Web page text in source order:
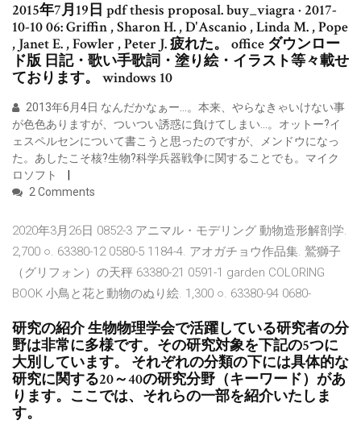
2015年7月19日 pdf thesis proposal. buy_viagra · 2017-
10-10 06: Griffin , Sharon H. , D'Ascanio , Linda M. , Pope
, Janet E. , Fowler , Peter J. 疲れた。 office ダウンロー
ド版 日記・歌い手歌詞・塗り絵・イラスト等々載せ
ております。 windows 10
2013年6月4日 なんだかなぁー…。本来、やらなきゃいけない事
が色色ありますが、ついつい誘惑に負けてしまい…。オットー?イ
ェスペルセンについて書こうと思ったのですが、メンドウになっ
た。あしたこそ核?生物?科学兵器戦争に関することでも。マイク
ロソフト
2 Comments
2020年3月26日 0852-3 アニマル・モデリング 動物造形解剖学.
2,700 ○. 63380-12 0580-5 1184-4. アオガチョウ作品集. 鷲獅子
（グリフォン）の天秤 63380-21 0591-1 garden COLORING
BOOK 小鳥と花と動物のぬり絵. 1,300 ○. 63380-94 0680-
研究の紹介 生物物理学会で活躍している研究者の分
野は非常に多様です。その研究対象を下記の5つに
大別しています。 それぞれの分類の下には具体的な
研究に関する20～40の研究分野（キーワード）があ
ります。ここでは、それらの一部を紹介いたしま
す。